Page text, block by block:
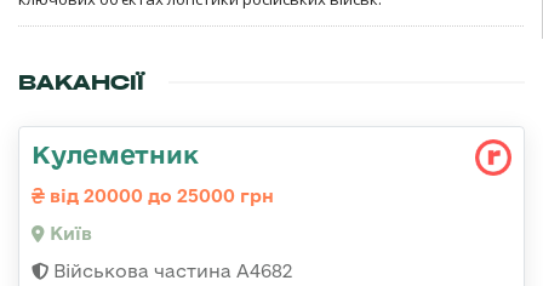
ВАКАНСІЇ
Кулеметник
від 20000 до 25000 грн
Київ
Військова частина А4682